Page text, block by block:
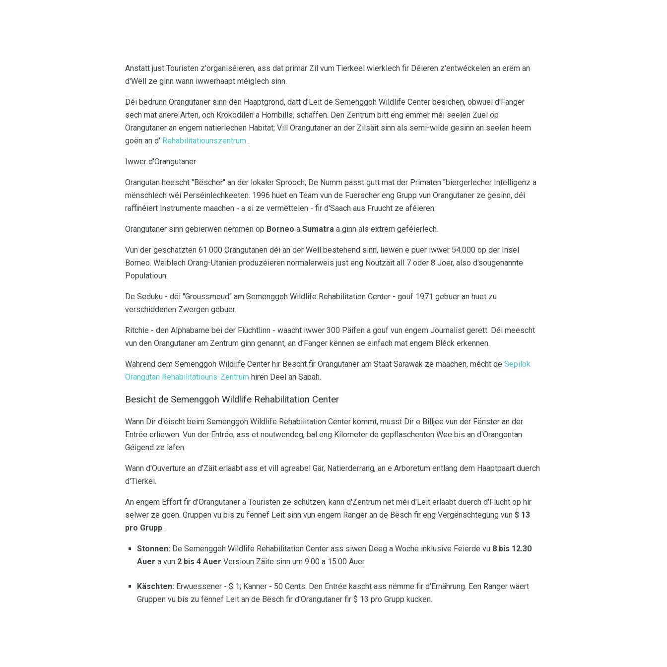
Anstatt just Touristen z'organiséieren, ass dat primär Zil vum Tierkeel wierklech fir Déieren z'entwéckelen an erëm an
d'Wëll ze ginn wann iwwerhaapt méiglech sinn.
Déi bedrunn Orangutaner sinn den Haaptgrond, datt d'Leit de Semenggoh Wildlife Center besichen, obwuel d'Fanger
sech mat anere Arten, och Krokodilen a Hornbills, schaffen. Den Zentrum bitt eng ëmmer méi seelen Zuel op
Orangutaner an engem natierlechen Habitat; Vill Orangutaner an der Zilsäit sinn als semi-wilde gesinn an seelen heem
goën an d' Rehabilitatiounszentrum .
Iwwer d'Orangutaner
Orangutan heescht "Bëscher" an der lokaler Sprooch; De Numm passt gutt mat der Primaten "biergerlecher Intelligenz a
mënschlech wéi Perséinlechkeeten. 1996 huet en Team vun de Fuerscher eng Grupp vun Orangutaner ze gesinn, déi
raffinéiert Instrumente maachen - a si ze vermëttelen - fir d'Saach aus Fruucht ze aféieren.
Orangutaner sinn gebierwen nëmmen op Borneo a Sumatra a ginn als extrem geféierlech.
Vun der geschätzten 61.000 Orangutanen déi an der Wëll bestehend sinn, liewen e puer iwwer 54.000 op der Insel
Borneo. Weiblech Orang-Utanien produzéieren normalerweis just eng Noutzäit all 7 oder 8 Joer, also d'sougenannte
Populatioun.
De Seduku - déi "Groussmoud" am Semenggoh Wildlife Rehabilitation Center - gouf 1971 gebuer an huet zu
verschiddenen Zwergen gebuer.
Ritchie - den Alphabame bei der Flüchtlinn - waacht iwwer 300 Päifen a gouf vun engem Journalist gerett. Déi meescht
vun den Orangutaner am Zentrum ginn genannt, an d'Fanger kënnen se einfach mat engem Bléck erkennen.
Während dem Semenggoh Wildlife Center hir Bescht fir Orangutaner am Staat Sarawak ze maachen, mécht de Sepilok
Orangutan Rehabilitatiouns-Zentrum hiren Deel an Sabah.
Besicht de Semenggoh Wildlife Rehabilitation Center
Wann Dir d'éischt beim Semenggoh Wildlife Rehabilitation Center kommt, musst Dir e Billjee vun der Fënster an der
Entrée erliewen. Vun der Entrée, ass et noutwendeg, bal eng Kilometer de gepflaschenten Wee bis an d'Orangontan
Géigend ze lafen.
Wann d'Ouverture an d'Zäit erlaabt ass et vill agreabel Gär, Natierderrang, an e Arboretum entlang dem Haaptpaart duerch
d'Tierkei.
An engem Effort fir d'Orangutaner a Touristen ze schützen, kann d'Zentrum net méi d'Leit erlaabt duerch d'Flucht op hir
selwer ze goen. Gruppen vu bis zu fënnef Leit sinn vun engem Ranger an de Bësch fir eng Vergënschtegung vun $ 13
pro Grupp .
Stonnen: De Semenggoh Wildlife Rehabilitation Center ass siwen Deeg a Woche inklusive Feierde vu 8 bis 12.30
Auer a vun 2 bis 4 Auer Versioun Zäite sinn um 9.00 a 15.00 Auer.
Käschten: Erwuessener - $ 1; Kanner - 50 Cents. Den Entrée kascht ass nëmme fir d'Ernährung. Een Ranger wäert
Gruppen vu bis zu fënnef Leit an de Bësch fir d'Orangutaner fir $ 13 pro Grupp kucken.